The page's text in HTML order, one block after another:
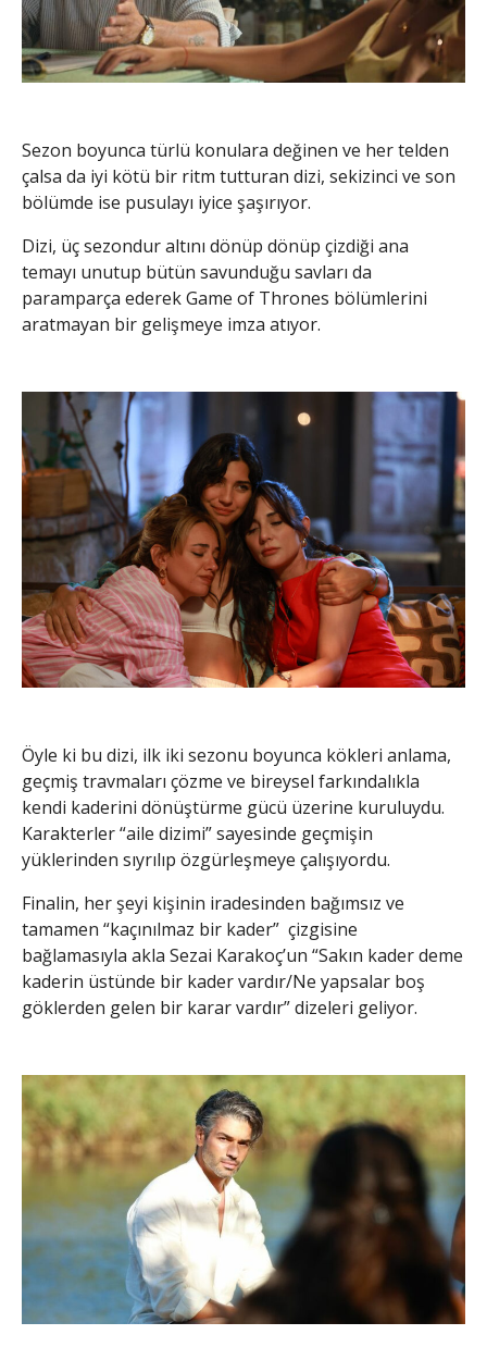
Sezon boyunca türlü konulara değinen ve her telden
çalsa da iyi kötü bir ritm tutturan dizi, sekizinci ve son
bölümde ise pusulayı iyice şaşırıyor.
Dizi, üç sezondur altını dönüp dönüp çizdiği ana
temayı unutup bütün savunduğu savları da
paramparça ederek Game of Thrones bölümlerini
aratmayan bir gelişmeye imza atıyor.
Öyle ki bu dizi, ilk iki sezonu boyunca kökleri anlama,
geçmiş travmaları çözme ve bireysel farkındalıkla
kendi kaderini dönüştürme gücü üzerine kuruluydu.
Karakterler “aile dizimi” sayesinde geçmişin
yüklerinden sıyrılıp özgürleşmeye çalışıyordu.
Finalin, her şeyi kişinin iradesinden bağımsız ve
tamamen “kaçınılmaz bir kader” çizgisine
bağlamasıyla akla Sezai Karakoç’un “Sakın kader deme
kaderin üstünde bir kader vardır/Ne yapsalar boş
göklerden gelen bir karar vardır” dizeleri geliyor.